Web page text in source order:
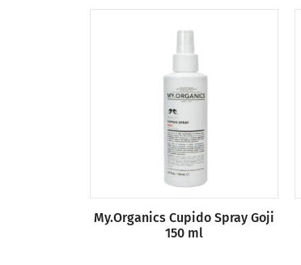
My.Organics Cupido Spray Goji
150 ml